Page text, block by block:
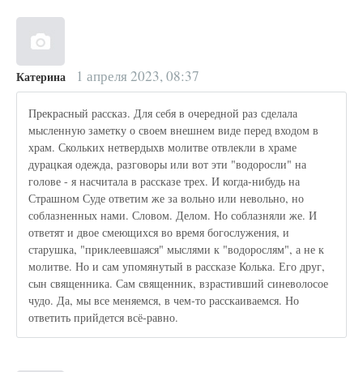
Катерина 1 апреля 2023, 08:37
Прекрасный рассказ. Для себя в очередной раз сделала
мысленную заметку о своем внешнем виде перед входом в
храм. Скольких нетвердыхв молитве отвлекли в храме
дурацкая одежда, разговоры или вот эти "водоросли" на
голове - я насчитала в рассказе трех. И когда-нибудь на
Страшном Суде ответим же за вольно или невольно, но
соблазненных нами. Словом. Делом. Но соблазняли же. И
ответят и двое смеющихся во время богослужения, и
старушка, "приклеевшаяся" мыслями к "водорослям", а не к
молитве. Но и сам упомянутый в рассказе Колька. Его друг,
сын священника. Сам священник, взрастивший синеволосое
чудо. Да, мы все меняемся, в чем-то расскаиваемся. Но
ответить прийдется всё-равно.